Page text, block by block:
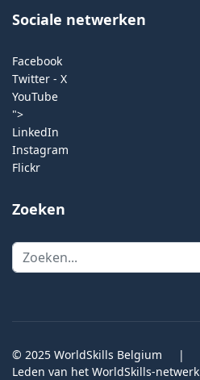
Sociale netwerken
Facebook
Twitter - X
YouTube
">
LinkedIn
Instagram
Flickr
Zoeken
Zoeken
© 2025 WorldSkills Belgium
|
Leden van het WorldSkills-netwerk